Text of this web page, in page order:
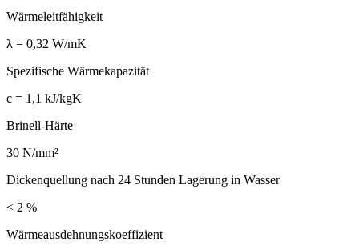
Wärmeleitfähigkeit
λ = 0,32 W/mK
Spezifische Wärmekapazität
c = 1,1 kJ/kgK
Brinell-Härte
30 N/mm²
Dickenquellung nach 24 Stunden Lagerung in Wasser
< 2 %
Wärmeausdehnungskoeffizient